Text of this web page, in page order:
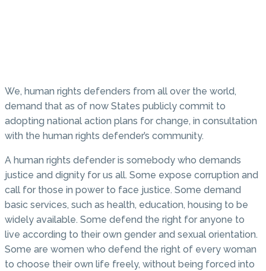
We, human rights defenders from all over the world,
demand that as of now States publicly commit to
adopting national action plans for change, in consultation
with the human rights defender’s community.
A human rights defender is somebody who demands
justice and dignity for us all. Some expose corruption and
call for those in power to face justice. Some demand
basic services, such as health, education, housing to be
widely available. Some defend the right for anyone to
live according to their own gender and sexual orientation.
Some are women who defend the right of every woman
to choose their own life freely, without being forced into